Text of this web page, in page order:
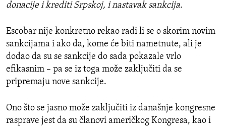
donacije i krediti Srpskoj, i nastavak sankcija.
Escobar nije konkretno rekao radi li se o skorim novim
sankcijama i ako da, kome će biti nametnute, ali je
dodao da su se sankcije do sada pokazale vrlo
efikasnim – pa se iz toga može zaključiti da se
pripremaju nove sankcije.
Ono što se jasno može zaključiti iz današnje kongresne
rasprave jest da su članovi američkog Kongresa, kao i